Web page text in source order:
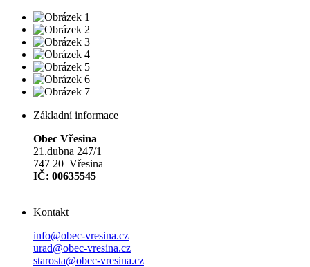
Základní informace
Obec Vřesina
21.dubna 247/1
747 20 Vřesina
IČ: 00635545
Kontakt
info@obec-vresina.cz
urad@obec-vresina.cz
starosta@obec-vresina.cz